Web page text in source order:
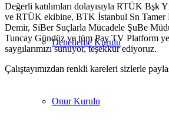
Denetleme Kurulu
Onur Kurulu
Değerli katılımları dolayısıyla RTÜK Bşk
ve RTÜK ekibine, BTK İstanbul Sn Tamer
Demir, SiBer Suçlarla Mücadele ŞuBe
Tuncay Gündüz ve tüm Pay TV Platform
saygılarımızı sunuyor, teşekkür ediyoruz.
Çalıştayımızdan renkli kareleri sizlerle